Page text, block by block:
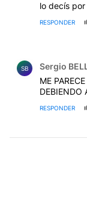
lo decís
RESPONDER
SB Sergio
ME
DEBIENDO
RESPONDER